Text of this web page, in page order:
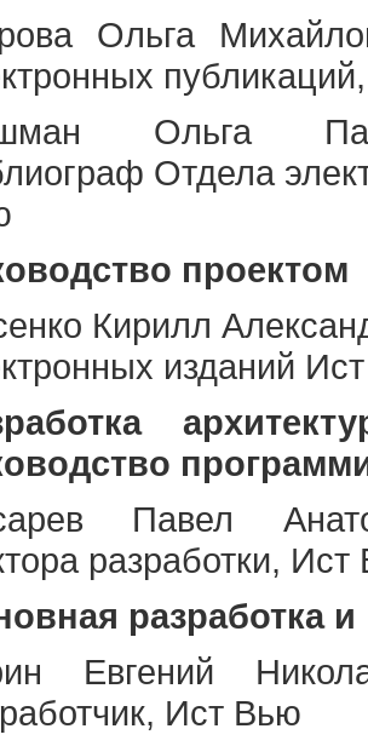
Ольга
Ольга
Отдела
проектом
Кирилл
изданий
Павел
разработки,
разработка
Евгений
Ист Вью